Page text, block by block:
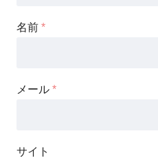
名前 *
メール *
サイト